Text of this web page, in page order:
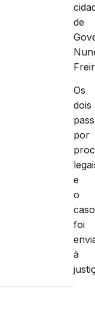
de
Os
dois
por
e
o
caso
foi
à